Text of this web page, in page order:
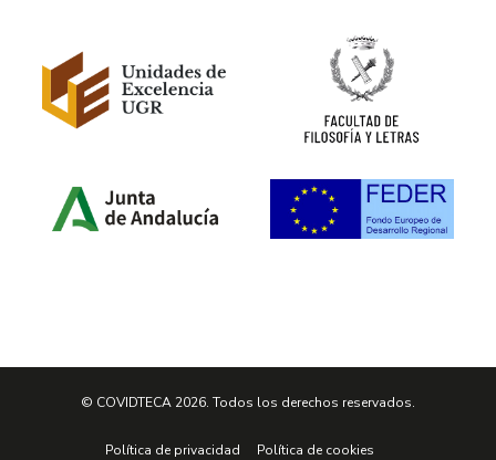
© COVIDTECA 2026. Todos los derechos reservados.
Política de privacidad Política de cookies